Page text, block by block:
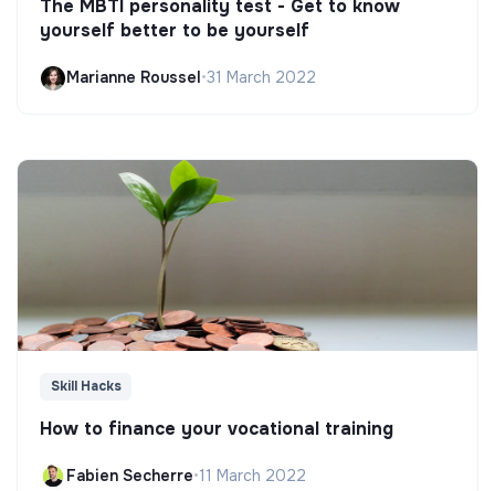
The MBTI personality test - Get to know
yourself better to be yourself
Marianne Roussel •31 March 2022
Skill Hacks
How to finance your vocational training
Fabien Secherre•11 March 2022